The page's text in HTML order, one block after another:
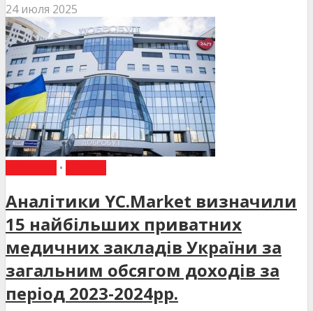
24 июля 2025
•
Аналітики YC.Market визначили
15 найбільших приватних
медичних закладів України за
загальним обсягом доходів за
період 2023-2024рр.